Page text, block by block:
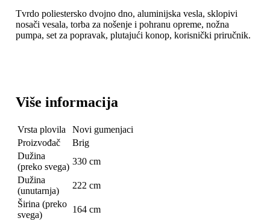
Tvrdo poliestersko dvojno dno, aluminijska vesla, sklopivi
nosači vesala, torba za nošenje i pohranu opreme, nožna
pumpa, set za popravak, plutajući konop, korisnički priručnik.
Više informacija
Vrsta plovila
Novi gumenjaci
Proizvođač
Brig
Dužina
(preko svega)
330 cm
Dužina
(unutarnja)
222 cm
Širina (preko
svega)
164 cm